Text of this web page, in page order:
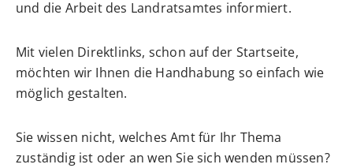
und die Arbeit des Landratsamtes informiert.
Mit vielen Direktlinks, schon auf der Startseite,
möchten wir Ihnen die Handhabung so einfach wie
möglich gestalten.
Sie wissen nicht, welches Amt für Ihr Thema
zuständig ist oder an wen Sie sich wenden müssen?